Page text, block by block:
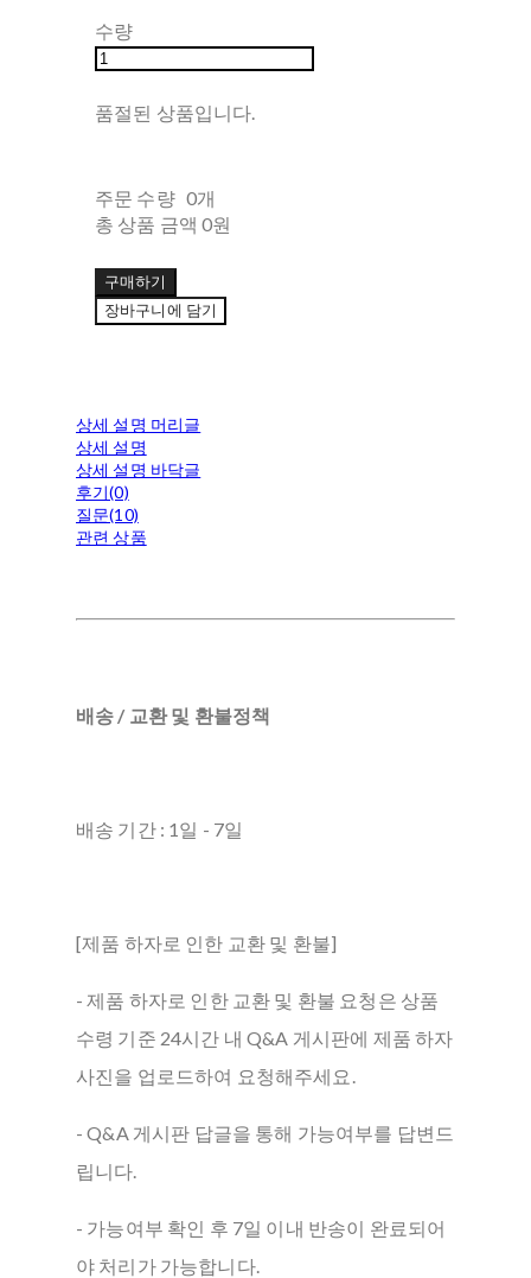
수량
품절된 상품입니다.
주문 수량 0개
총 상품 금액 0원
구매하기
장바구니에 담기
상세 설명 머리글
상세 설명
상세 설명 바닥글
후기(0)
질문(10)
관련 상품
배송 / 교환 및 환불정책
배송 기간 : 1일 - 7일
[제품 하자로 인한 교환 및 환불]
- 제품 하자로 인한 교환 및 환불 요청은 상품
수령 기준 24시간 내 Q&A 게시판에 제품 하자
사진을 업로드하여 요청해주세요.
- Q&A 게시판 답글을 통해 가능여부를 답변드
립니다.
- 가능여부 확인 후 7일 이내 반송이 완료되어
야 처리가 가능합니다.